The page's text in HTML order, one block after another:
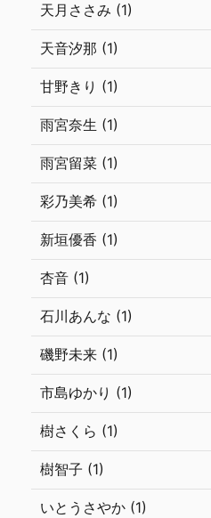
天月ささみ (1)
天音汐那 (1)
甘野きり (1)
雨宮奈生 (1)
雨宮留菜 (1)
彩乃美希 (1)
新垣優香 (1)
杏音 (1)
石川あんな (1)
磯野未来 (1)
市島ゆかり (1)
樹さくら (1)
樹智子 (1)
いとうさやか (1)